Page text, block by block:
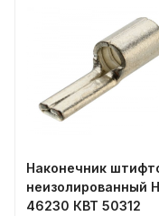
Наконечник
неизолированный
46230 КВТ 50312